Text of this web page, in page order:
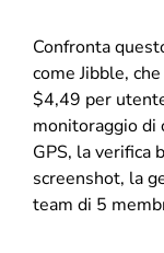
Confronta
come Jibble,
$4,49 per
monitoraggio di
GPS, la verifica
screenshot, la
team di 5